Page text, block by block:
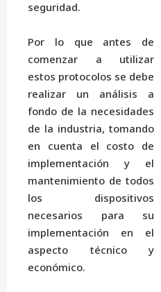
seguridad.
Por lo que antes de
comenzar a utilizar
estos protocolos se debe
realizar un análisis a
fondo de la necesidades
de la industria, tomando
en cuenta el costo de
implementación y el
mantenimiento de todos
los dispositivos
necesarios para su
implementación en el
aspecto técnico y
económico.